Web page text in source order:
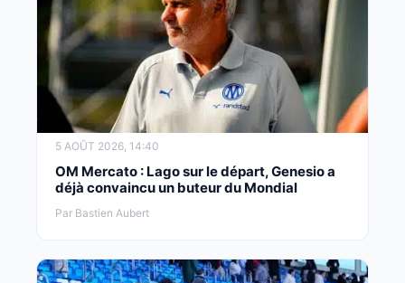
5 AOÛT 2026, 14:40
OM Mercato : Lago sur le départ, Genesio a
déjà convaincu un buteur du Mondial
Par Bastien Aubert